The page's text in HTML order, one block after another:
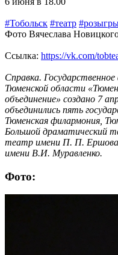
#Тобольск #театр
Фото Вячеслава
Ссылка: https://vk.com/
Справка.
Тюменской области
объединение» создано 7
объединились пять
Тюменская филармония,
Большой драматический
театр имени П. П.
имени В.И. Муравленко.
Фото: